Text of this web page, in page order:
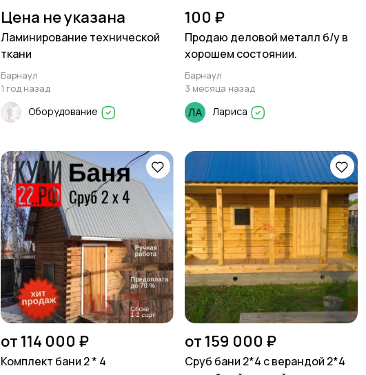
Цена не указана
Ламинирование технической
ткани
Барнаул
1 год назад
Оборудование
100 ₽
Продаю деловой металл б/у в
хорошем состоянии.
Барнаул
3 месяца назад
Лариса
от 114 000 ₽
Комплект бани 2 * 4
от 159 000 ₽
Сруб бани 2*4 с верандой 2*4